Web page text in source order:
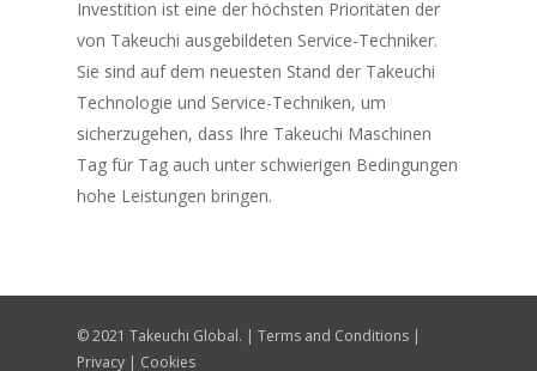
Investition ist eine der höchsten Prioritäten der
von Takeuchi ausgebildeten Service-Techniker.
Sie sind auf dem neuesten Stand der Takeuchi
Technologie und Service-Techniken, um
sicherzugehen, dass Ihre Takeuchi Maschinen
Tag für Tag auch unter schwierigen Bedingungen
hohe Leistungen bringen.
© 2021 Takeuchi Global. | Terms and Conditions |
Privacy | Cookies